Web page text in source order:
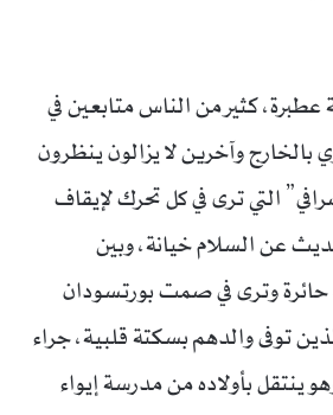
عطبرة، كثير من الناس متابعين في
وآخرين لا يزالون ينظرون
التي ترى في كل تحرك لإيقاف
عن السلام خيانة، وبين
وترى في صمت بورتسودان
توفى والدهم بسكتة قلبية، جراء
ينتقل بأولاده من مدرسة إيواء